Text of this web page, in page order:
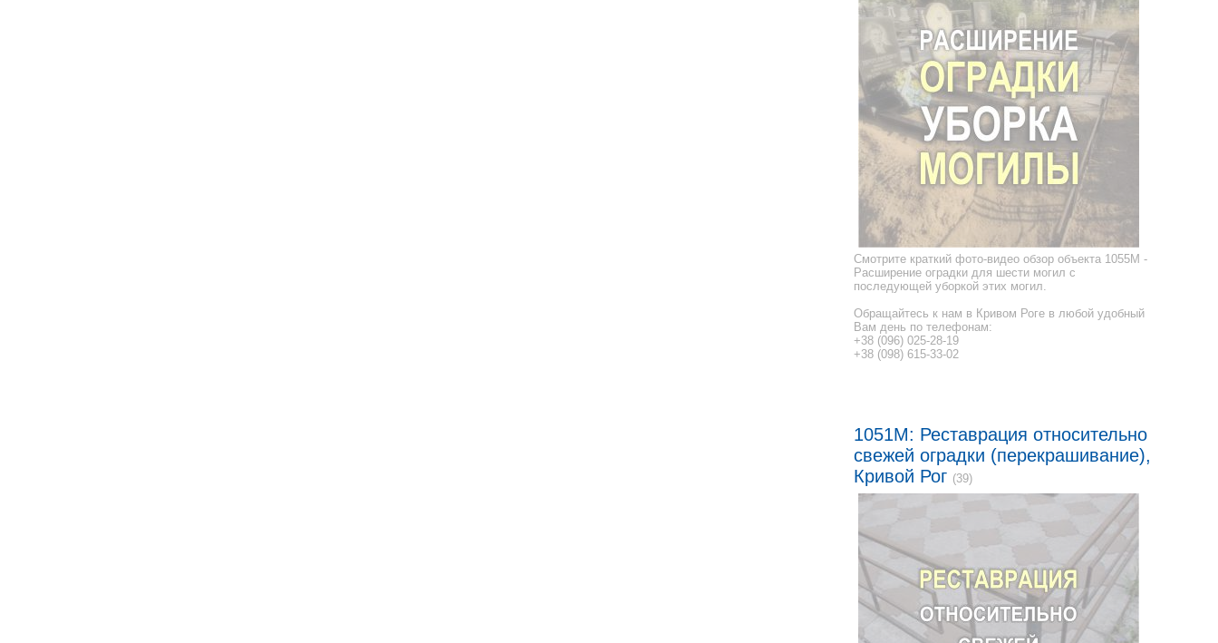
Смотрите краткий фото-видео обзор объекта 1055M -
Расширение оградки для шести могил с
последующей уборкой этих могил.
Обращайтесь к нам в Кривом Роге в любой удобный
Вам день по телефонам:
+38 (096) 025-28-19
+38 (098) 615-33-02
1051M: Реставрация относительно
свежей оградки (перекрашивание),
Кривой Рог (39)